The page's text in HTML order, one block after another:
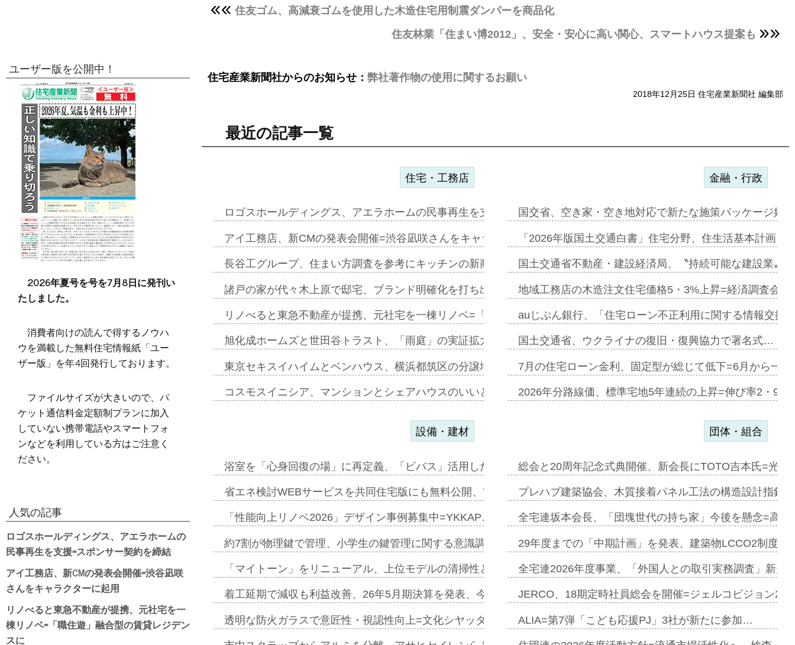
住友ゴム、高減衰ゴムを使用した木造住宅用制震ダンパーを商品化
住友林業「住まい博2012」、安全・安心に高い関心、スマートハウス提案も
住宅産業新聞社からのお知らせ： 弊社著作物の使用に関するお願い
2018年12月25日 住宅産業新聞社 編集部
最近の記事一覧
住宅・工務店
ロゴスホールディングス、アエラホームの民事再生を支援=スポンサー契約…
アイ工務店、新CMの発表会開催=渋谷凪咲さんをキャラクターに起用…
長谷工グループ、住まい方調査を参考にキッチンの新商品=「ファミーレキ…
諸戸の家が代々木上原で邸宅、ブランド明確化を打ち出す=年内にも城南エ…
リノべると東急不動産が提携、元社宅を一棟リノベ=「職住遊」融合型の賃…
旭化成ホームズと世田谷トラスト、「雨庭」の実証拡大へ=ガーデンカフェ…
東京セキスイハイムとベンハウス、横浜都筑区の分譲地開発で初協業=お互…
コスモスイニシア、マンションとシェアハウスのいいとこどりのコリビング…
金融・行政
国交省、空き家・空き地対応で新たな施策パッケージ始
「2026年版国土交通白書」住宅分野、住生活基本計画
国土交通省不動産・建設経済局、〝持続可能な建設業〟
地域工務店の木造注文住宅価格5・3%上昇=経済調査会
auじぶん銀行、「住宅ローン不正利用に関する情報交換
国土交通省、ウクライナの復旧・復興協力で署名式…
7月の住宅ローン金利、固定型が総じて低下=6月から一
2026年分路線価、標準宅地5年連続の上昇=伸び率2・
設備・建材
浴室を「心身回復の場」に再定義、「ビバス」活用した新入浴法を提案=P…
省エネ検討WEBサービスを共同住宅版にも無料公開、YKKAPとワンビ…
「性能向上リノベ2026」デザイン事例募集中=YKKAP…
約7割が物理鍵で管理、小学生の鍵管理に関する意識調査=Nature…
「マイトーン」をリニューアル、上位モデルの清掃性と安全性追加=リンナ…
着工延期で減収も利益改善、26年5月期決算を発表、今期は増収見込む=…
透明な防火ガラスで意匠性・視認性向上=文化シヤッター…
団体・組合
総会と20周年記念式典開催、新会長にTOTO吉本氏=光
プレハブ建築協会、木質接着パネル工法の構造設計指針
全宅連坂本会長、「団塊世代の持ち家」今後を懸念=高
29年度までの「中期計画」を発表、建築物LCCO2制度
全宅連2026年度事業、「外国人との取引実務調査」新規
JERCO、18期定時社員総会を開催=ジェルコビジョン
ALIA=第7弾「こども応援PJ」3社が新たに参加…
ユーザー版を公開中！
2026年夏号を号を7月8日に発刊い
たしました。
消費者向けの読んで得するノウハ
ウを満載した無料住宅情報紙「ユー
ザー版」を年4回発行しております。
ファイルサイズが大きいので、パ
ケット通信料金定額制プランに加入
していない携帯電話やスマートフォ
ンなどを利用している方はご注意く
ださい。
人気の記事
ロゴスホールディングス、アエラホームの
民事再生を支援=スポンサー契約を締結
アイ工務店、新CMの発表会開催=渋谷凪咲
さんをキャラクターに起用
リノべると東急不動産が提携、元社宅を一
棟リノベ=「職住遊」融合型の賃貸レジデン
スに